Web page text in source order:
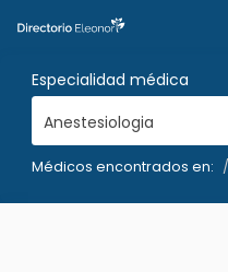
Especialidad médica
Anestesiologia
Médicos encontrados en: